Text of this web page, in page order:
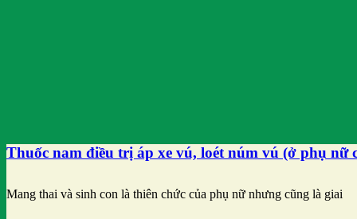
Thuốc nam điều trị áp xe vú, loét núm vú (ở phụ nữ
Mang thai và sinh con là thiên chức của phụ nữ nhưng cũng là giai